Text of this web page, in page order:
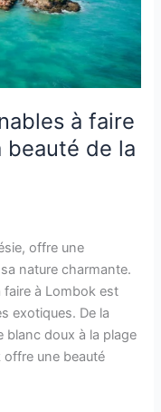
à faire
beauté de la
offre une
nature charmante.
faire à Lombok est
exotiques. De la
blanc doux à la plage
offre une beauté